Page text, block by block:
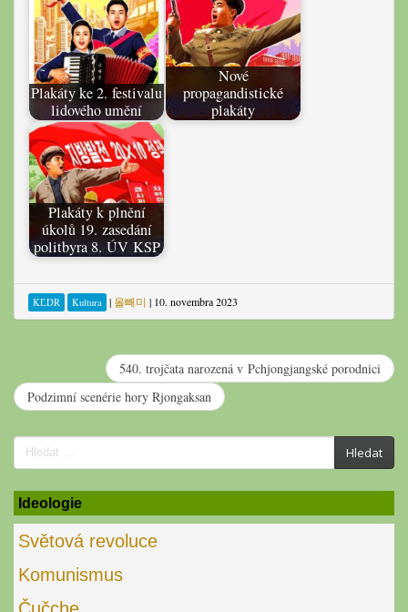
Plakáty ke 2. festivalu
lidového umění
Nové
propagandistické
plakáty
Plakáty k plnění
úkolů 19. zasedání
politbyra 8. ÚV KSP
KĽDR Kultura | 올빼미 | 10. novembra 2023
540. trojčata narozená v Pchjongjangské porodnici
Podzimní scenérie hory Rjongaksan
Search
for:
Hledat
Ideologie
Světová revoluce
Komunismus